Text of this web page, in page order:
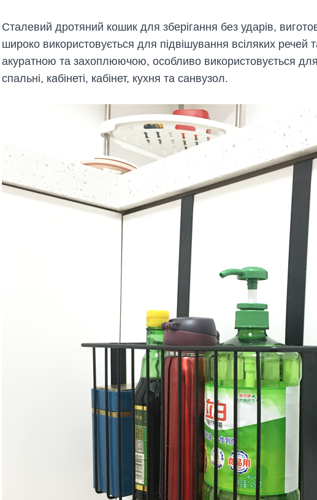
Сталевий дротяний кошик для зберігання без ударів,
широко використовується для підвішування всіляких речей
акуратною та захоплюючою, особливо використовується для
спальні, кабінеті, кабінет, кухня та санвузол.